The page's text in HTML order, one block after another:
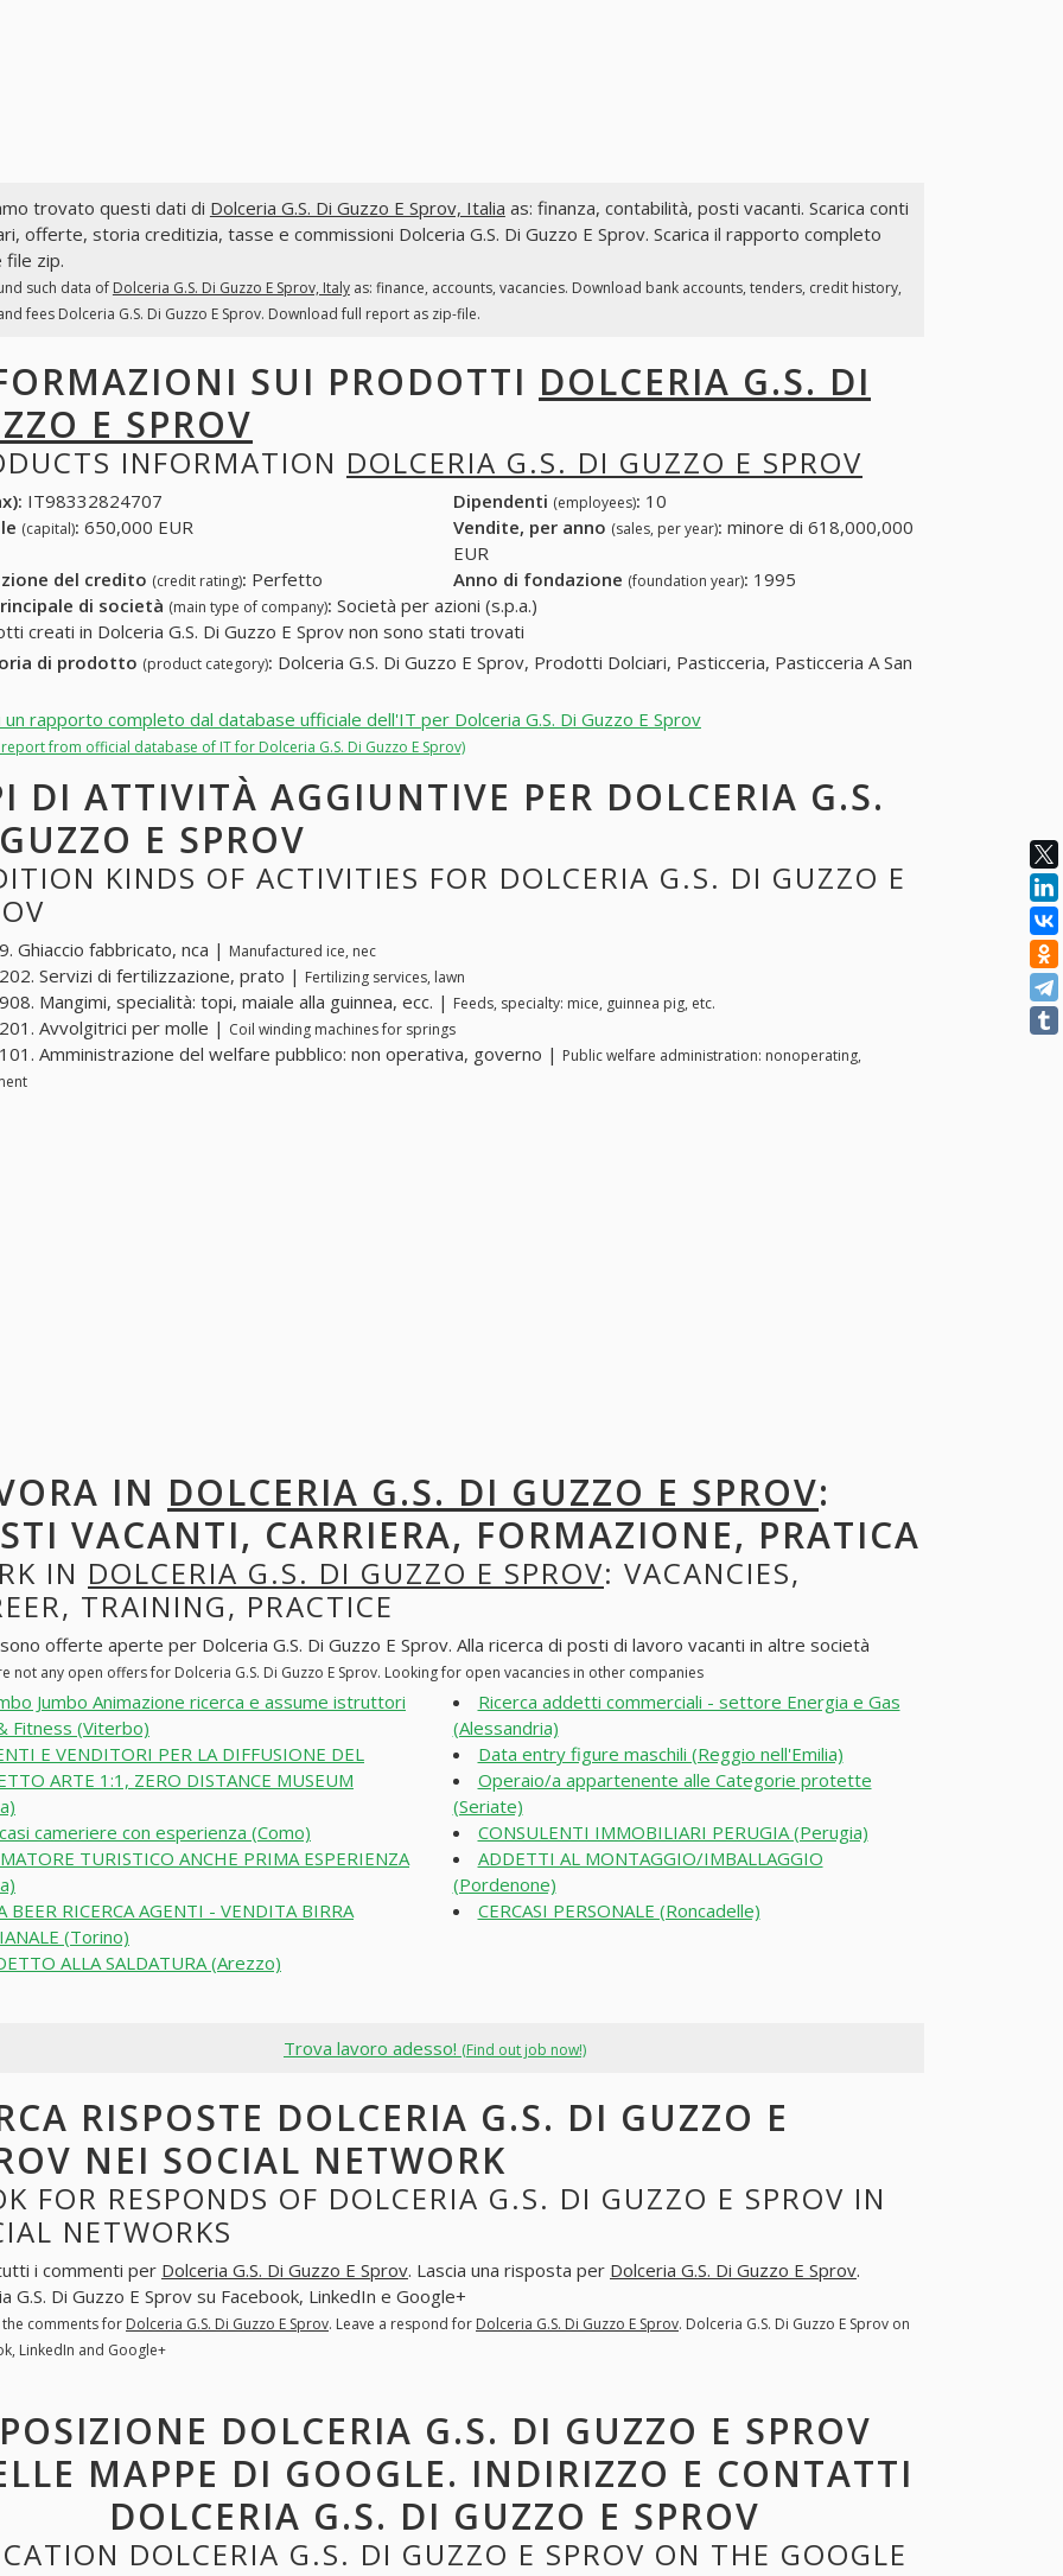
trovato questi dati di Dolceria G.S. Di Guzzo E Sprov, Italia as: finanza, contabilità, posti vacanti. Scarica conti
offerte, storia creditizia, tasse e commissioni Dolceria G.S. Di Guzzo E Sprov. Scarica il rapporto completo
file zip.
such data of Dolceria G.S. Di Guzzo E Sprov, Italyas: finance, accounts, vacancies. Download bank accounts, tenders, credit history,
fees Dolceria G.S. Di Guzzo E Sprov. Download full report as zip-file.
SUI PRODOTTI DOLCERIA G.S. DI
E SPROV
INFORMATION DOLCERIA G.S. DI GUZZO E SPROV
IT98332824707 Dipendenti (employees): 10
(capital): 650,000 EUR Vendite, per anno (sales, per year): minore di 618,000,000
EUR
del credito (credit rating): Perfetto Anno di fondazione (foundation year): 1995
di società (main type of company): Società per azioni (s.p.a.)
creati in Dolceria G.S. Di Guzzo E Sprov non sono stati trovati
di prodotto (product category): Dolceria G.S. Di Guzzo E Sprov, Prodotti Dolciari, Pasticceria, Pasticceria A San
rapporto completo dal database ufficiale dell'IT per Dolceria G.S. Di Guzzo E Sprov
from official database of IT for Dolceria G.S. Di Guzzo E Sprov)
DI ATTIVITÀ AGGIUNTIVE PER DOLCERIA G.S.
E SPROV
KINDS OF ACTIVITIES FOR DOLCERIA G.S. DI GUZZO E
Ghiaccio fabbricato, nca | Manufactured ice, nec
Servizi di fertilizzazione, prato | Fertilizing services, lawn
Mangimi, specialità: topi, maiale alla guinnea, ecc. | Feeds, specialty: mice, guinnea pig, etc.
Avvolgitrici per molle | Coil winding machines for springs
Amministrazione del welfare pubblico: non operativa, governo | Public welfare administration: nonoperating,
IN DOLCERIA G.S. DI GUZZO E SPROV:
VACANTI, CARRIERA, FORMAZIONE, PRATICA
IN DOLCERIA G.S. DI GUZZO E SPROV: VACANCIES,
TRAINING, PRACTICE
offerte aperte per Dolceria G.S. Di Guzzo E Sprov. Alla ricerca di posti di lavoro vacanti in altre società
not any open offers for Dolceria G.S. Di Guzzo E Sprov. Looking for open vacancies in other companies
Jumbo Animazione ricerca e assume istruttori
Fitness (Viterbo)
E VENDITORI PER LA DIFFUSIONE DEL
ARTE 1:1, ZERO DISTANCE MUSEUM
cameriere con esperienza (Como)
TURISTICO ANCHE PRIMA ESPERIENZA
BEER RICERCA AGENTI - VENDITA BIRRA
(Torino)
ALLA SALDATURA (Arezzo)
Ricerca addetti commerciali - settore Energia e Gas
(Alessandria)
Data entry figure maschili (Reggio nell'Emilia)
Operaio/a appartenente alle Categorie protette
(Seriate)
CONSULENTI IMMOBILIARI PERUGIA (Perugia)
ADDETTI AL MONTAGGIO/IMBALLAGGIO
(Pordenone)
CERCASI PERSONALE (Roncadelle)
Trova lavoro adesso! (Find out job now!)
RISPOSTE DOLCERIA G.S. DI GUZZO E
NEI SOCIAL NETWORK
FOR RESPONDS OF DOLCERIA G.S. DI GUZZO E SPROV IN
NETWORKS
i commenti per Dolceria G.S. Di Guzzo E Sprov. Lascia una risposta per Dolceria G.S. Di Guzzo E Sprov.
G.S. Di Guzzo E Sprov su Facebook, LinkedIn e Google+
the comments for Dolceria G.S. Di Guzzo E Sprov. Leave a respond for Dolceria G.S. Di Guzzo E Sprov. Dolceria G.S. Di Guzzo E Sprov on
LinkedIn and Google+
DOLCERIA G.S. DI GUZZO E SPROV
MAPPE DI GOOGLE. INDIRIZZO E CONTATTI
DOLCERIA G.S. DI GUZZO E SPROV
DOLCERIA G.S. DI GUZZO E SPROV ON THE GOOGLE